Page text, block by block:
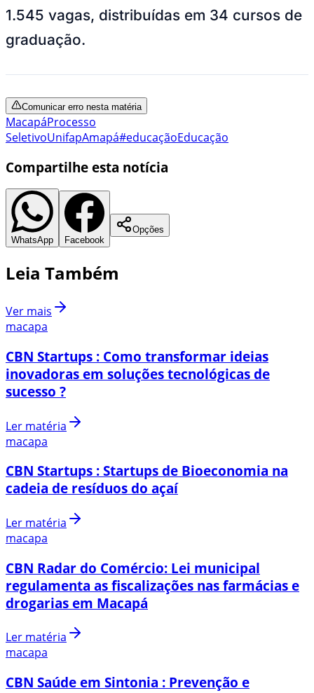
1.545 vagas, distribuídas em 34 cursos de
graduação.
Comunicar erro nesta matéria
MacapáProcesso
SeletivoUnifapAmapá#educaçãoEducação
Compartilhe esta notícia
WhatsApp Facebook
Opções
Leia Também
Ver mais
macapa
CBN Startups : Como transformar ideias
inovadoras em soluções tecnológicas de
sucesso ?
Ler matéria
macapa
CBN Startups : Startups de Bioeconomia na
cadeia de resíduos do açaí
Ler matéria
macapa
CBN Radar do Comércio: Lei municipal
regulamenta as fiscalizações nas farmácias e
drogarias em Macapá
Ler matéria
macapa
CBN Saúde em Sintonia : Prevenção e